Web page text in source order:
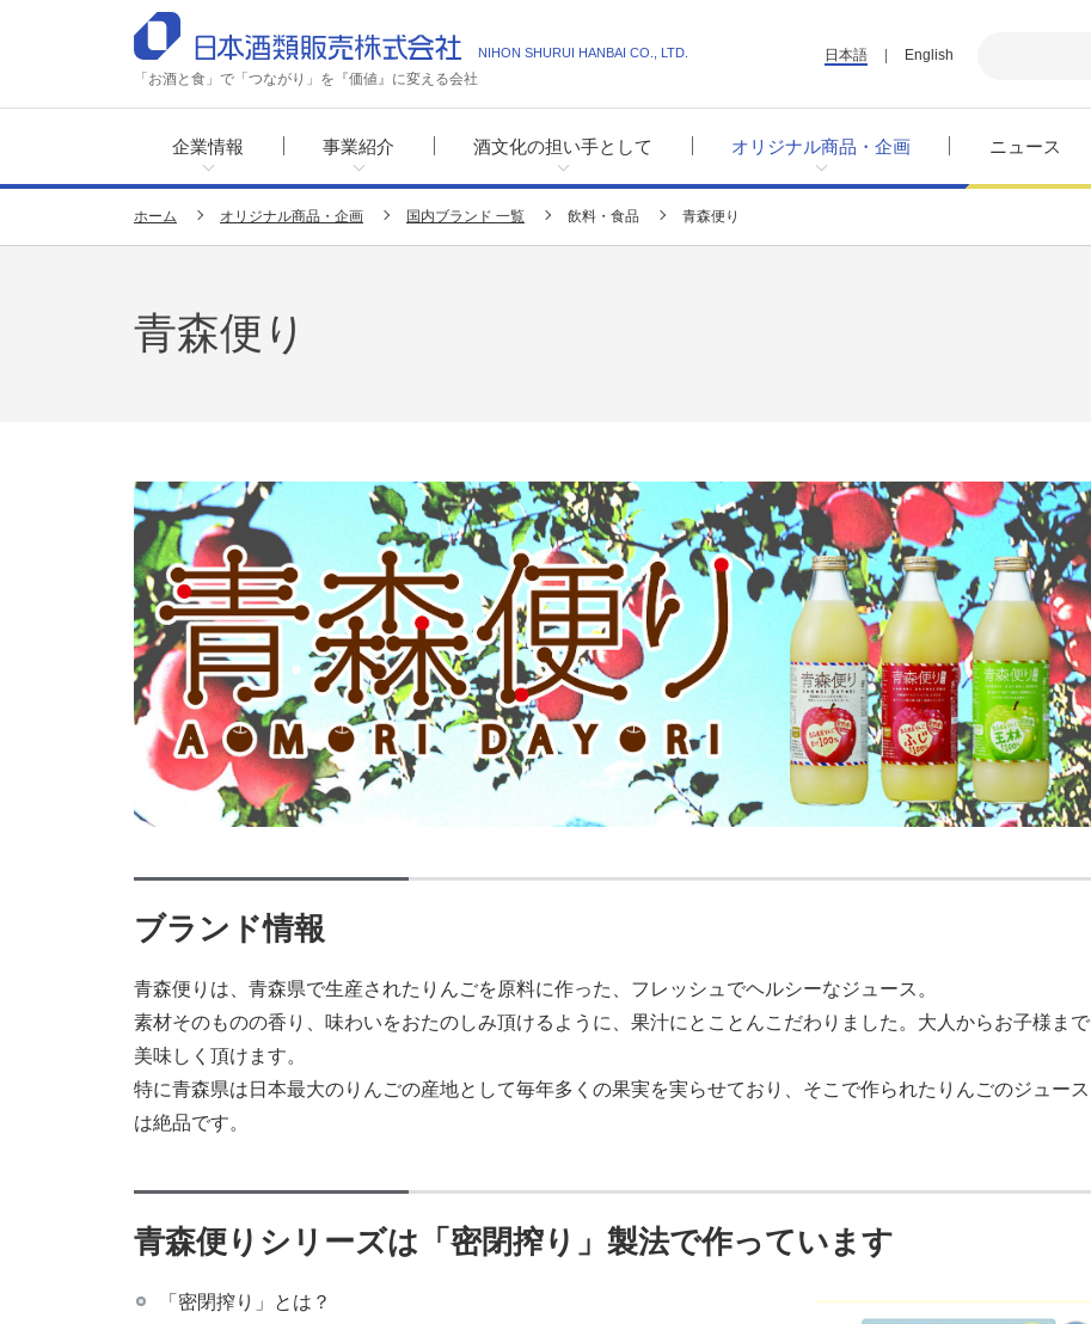
NIHON SHURUI HANBAI CO., LTD.
「お酒と食」で「つながり」を『価値』に変える会社
企業情報 事業紹介 酒文化の担い手として オリジナル商品・企画 ニュース
日本語 English
ホーム オリジナル商品・企画 国内ブランド 一覧 飲料・食品 青森便り
青森便り
ブランド情報
青森便りは、青森県で生産されたりんごを原料に作った、フレッシュでヘルシーなジュース。
素材そのものの香り、味わいをおたのしみ頂けるように、果汁にとことんこだわりました。大人からお子様まで
美味しく頂けます。
特に青森県は日本最大のりんごの産地として毎年多くの果実を実らせており、そこで作られたりんごのジュース
は絶品です。
青森便りシリーズは「密閉搾り」製法で作っています
「密閉搾り」とは？